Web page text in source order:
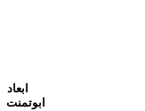
ابعاد
ابوتمنت